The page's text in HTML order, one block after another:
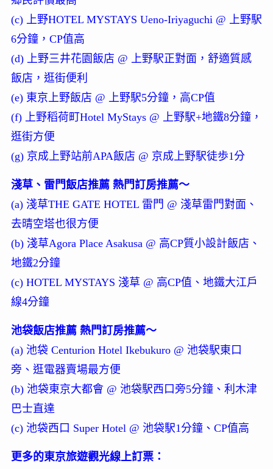
(c) 上野HOTEL MYSTAYS Ueno-Iriyaguchi @ 上野駅
6分鐘，CP值高
(d) 上野三井花園飯店 @ 上野駅正對面，舒適質感
飯店，逛街便利
(e) 東京上野飯店 @ 上野駅5分鐘，高CP值
(f) 上野稻荷町Hotel MyStays @ 上野駅+地鐵8分鐘，
逛街方便
(g) 京成上野站前APA飯店 @ 京成上野駅徒歩1分
淺草、雷門飯店推薦 熱門訂房推薦～
(a) 淺草THE GATE HOTEL 雷門 @ 淺草雷門對面、
去晴空塔也很方便
(b) 淺草Agora Place Asakusa @ 高CP質小設計飯店、
地鐵2分鐘
(c) HOTEL MYSTAYS 淺草 @ 高CP值、地鐵大江戶
線4分鐘
池袋飯店推薦 熱門訂房推薦～
(a) 池袋 Centurion Hotel Ikebukuro @ 池袋駅東口
旁、逛電器賣場最方便
(b) 池袋東京大都會 @ 池袋駅西口旁5分鐘、利木津
巴士直達
(c) 池袋西口 Super Hotel @ 池袋駅1分鐘、CP值高
更多的東京旅遊觀光線上訂票：